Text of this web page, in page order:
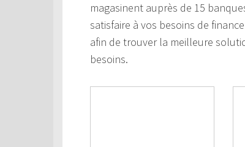
magasinent auprès de 15
satisfaire à vos besoins de
afin de trouver la meilleure
besoins.